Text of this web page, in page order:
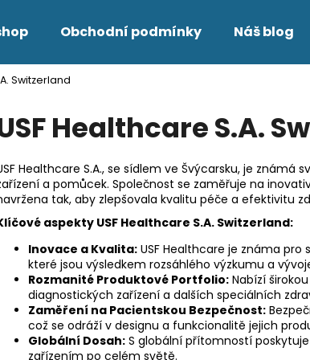
Obchodní podmínky Náš blog
Switzerland
Healthcare S.A.
Healthcare S.A., se sídlem ve Švýcarsku, je
a pomůcek. Společnost se zaměřuje na
tak, aby zlepšovala kvalitu péče a efektivitu
aspekty USF Healthcare S.A. Switzerland:
Inovace a Kvalita: USF Healthcare je známa
které jsou výsledkem rozsáhlého výzkumu a
Rozmanité Produktové Portfolio: Nabízí
diagnostických zařízení a dalších speciálních
Zaměření na Pacientskou Bezpečnost:
což se odráží v designu a funkcionalitě jejich
Globální Dosah: S globální přítomností
zařízením po celém světě.
Co potřebujete najít?
Doporučujeme